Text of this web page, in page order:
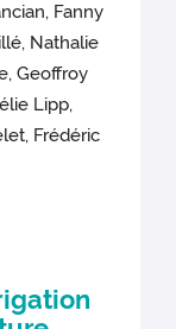
Fanny
Nathalie
Geoffroy
Lipp,
Frédéric